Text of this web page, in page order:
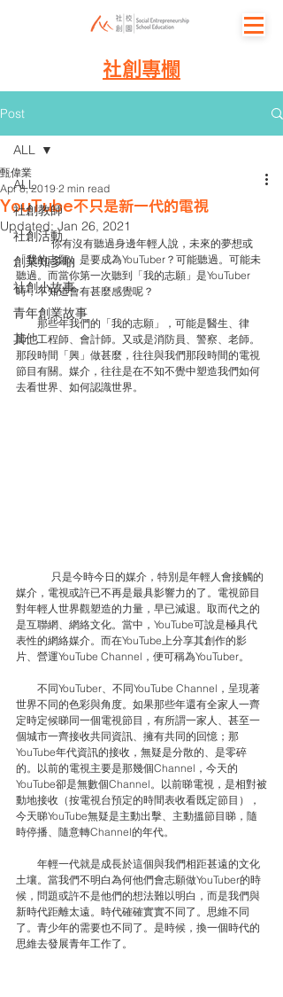
社創專欄
Post
ALL
社創教師
社創活動
創業知多啲
社創小故事
青年創業故事
其他
ALL
YouTube不只是新一代的電視
甄偉業
Apr 8, 2019 2 min read
Updated: Jan 26, 2021
你有沒有聽過身邊年輕人說，未來的夢想或
「我的志願」是要成為YouTuber？可能聽過。可能未
聽過。而當你第一次聽到「我的志願」是YouTuber
時，不知道會有甚麼感覺呢？
那些年我們的「我的志願」，可能是醫生、律
師、工程師、會計師。又或是消防員、警察、老師。
那段時間「興」做甚麼，往往與我們那段時間的電視
節目有關。媒介，往往是在不知不覺中塑造我們如何
去看世界、如何認識世界。
只是今時今日的媒介，特別是年輕人會接觸的
媒介，電視或許已不再是最具影響力的了。電視節目
對年輕人世界觀塑造的力量，早已減退。取而代之的
是互聯網、網絡文化。當中，YouTube可說是極具代
表性的網絡媒介。而在YouTube上分享其創作的影
片、營運YouTube Channel，便可稱為YouTuber。
不同YouTuber、不同YouTube Channel，呈現著
世界不同的色彩與角度。如果那些年還有全家人一齊
定時定候睇同一個電視節目，有所謂一家人、甚至一
個城市一齊接收共同資訊、擁有共同的回憶；那
YouTube年代資訊的接收，無疑是分散的、是零碎
的。以前的電視主要是那幾個Channel，今天的
YouTube卻是無數個Channel。以前睇電視，是相對被
動地接收（按電視台預定的時間表收看既定節目），
今天睇YouTube無疑是主動出擊、主動搵節目睇，隨
時停播、隨意轉Channel的年代。
年輕一代就是成長於這個與我們相距甚遠的文化
土壤。當我們不明白為何他們會志願做YouTuber的時
候，問題或許不是他們的想法難以明白，而是我們與
新時代距離太遠。時代確確實實不同了。思維不同
了。青少年的需要也不同了。是時候，換一個時代的
思維去發展青年工作了。